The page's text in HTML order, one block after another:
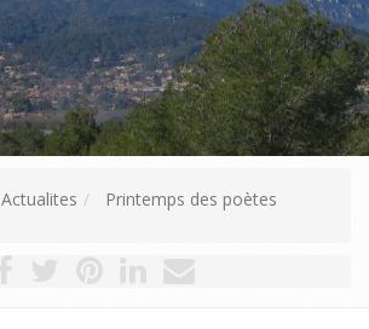
Actualites Printemps des poètes